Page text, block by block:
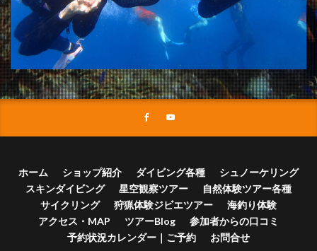
ホーム ショップ紹介 ダイビング各種
シュノーケリング
スキンダイビング
星空観察ツアー
自然体験ツアー各種
サイクリング
狩猟体験ジビエツアー
海釣り体験
アクセス・MAP
ツアーBlog
参加者からの口コミ
予約状況カレンダー｜ご予約
お問合せ